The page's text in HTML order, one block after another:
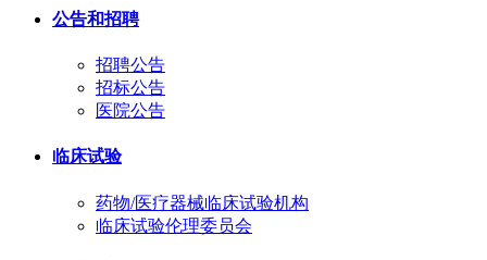
公告和招聘
招聘公告
招标公告
医院公告
临床试验
药物/医疗器械临床试验机构
临床试验伦理委员会